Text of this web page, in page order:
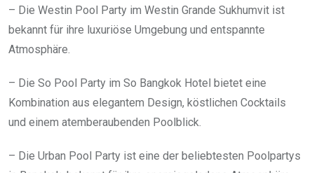
– Die Westin Pool Party im Westin Grande Sukhumvit ist
bekannt für ihre luxuriöse Umgebung und entspannte
Atmosphäre.
– Die So Pool Party im So Bangkok Hotel bietet eine
Kombination aus elegantem Design, köstlichen Cocktails
und einem atemberaubenden Poolblick.
– Die Urban Pool Party ist eine der beliebtesten Poolpartys